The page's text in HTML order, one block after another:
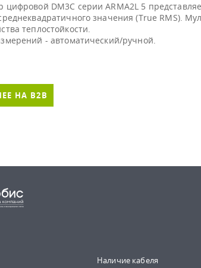
цифровой DM3C серии ARMA2L 5
значения (True RMS).
теплостойкости.
- автоматический/ручной.
НА B2B
Наличие кабеля